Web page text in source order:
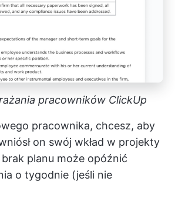
pracowników ClickUp
pracownika, chcesz, aby
on swój wkład w projekty
planu może opóźnić
o tygodnie (jeśli nie